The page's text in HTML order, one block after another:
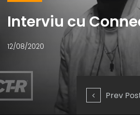
Prev
Interviu cu
12/08/2020